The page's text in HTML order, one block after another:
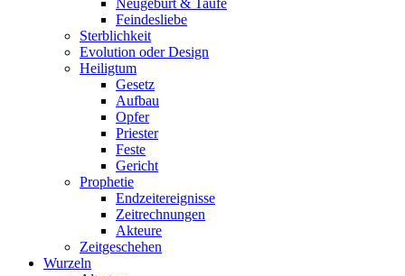
Neugeburt & Taufe
Feindesliebe
Sterblichkeit
Evolution oder Design
Heiligtum
Gesetz
Aufbau
Opfer
Priester
Feste
Gericht
Prophetie
Endzeitereignisse
Zeitrechnungen
Akteure
Zeitgeschehen
Wurzeln